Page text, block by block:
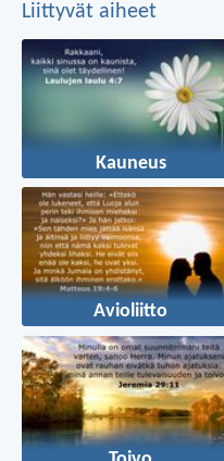
Liittyvät aiheet
Kauneus
Avioliitto